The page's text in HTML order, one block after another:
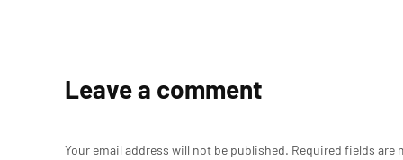
Leave a comment
Your email address will not be published. Required fields are